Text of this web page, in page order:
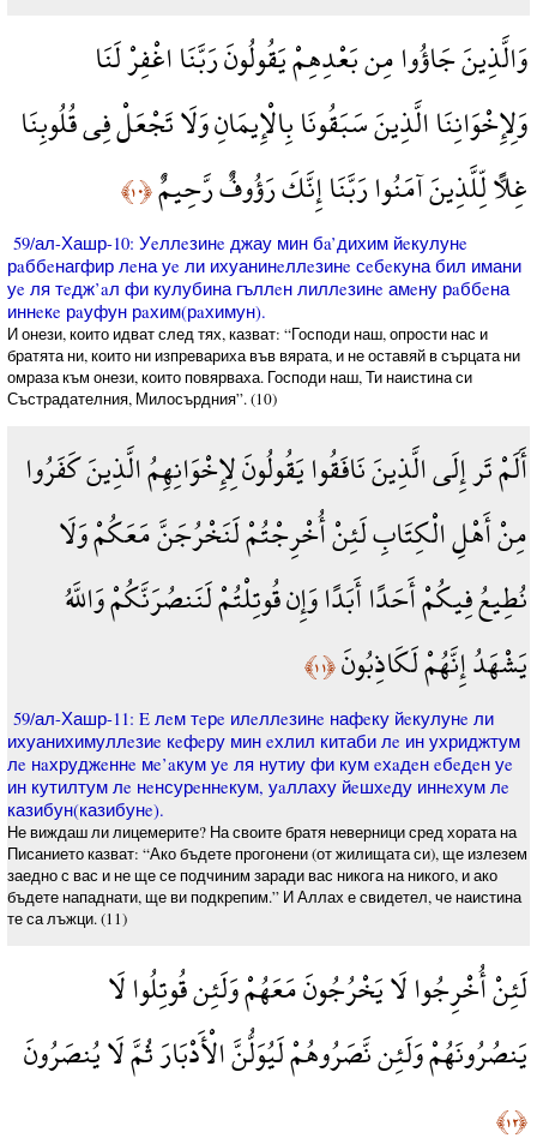
وَالَّذِينَ جَاؤُوا مِن بَعْدِهِمْ يَقُولُونَ رَبَّنَا اغْفِرْ لَنَا
وَلِإِخْوَانِنَا الَّذِينَ سَبَقُونَا بِالْإِيمَانِ وَلَا تَجْعَلْ فِي قُلُوبِنَا
غِلًّا لِّلَّذِينَ آمَنُوا رَبَّنَا إِنَّكَ رَؤُوفٌ رَّحِيمٌ﴿١٠﴾
59/ал-Хашр-10: Уeллeзинe джау мин бa’дихим йeкулунe
рaббeнагфир лeна уe ли ихуанинeллeзинe сeбeкуна бил имани
уe ля тeдж’aл фи кулубина гъллeн лиллeзинe амeну рaббeна
иннeкe рaуфун рaхим(рaхимун).
И онези, които идват след тях, казват: “Господи наш, опрости нас и
братята ни, които ни изпревариха във вярата, и не оставяй в сърцата ни
омраза към онези, които повярваха. Господи наш, Ти наистина си
Състрадателния, Милосърдния”. (10)
أَلَمْ تَر إِلَى الَّذِينَ نَافَقُوا يَقُولُونَ لِإِخْوَانِهِمُ الَّذِينَ كَفَرُوا
مِنْ أَهْلِ الْكِتَابِ لَئِنْ أُخْرِجْتُمْ لَنَخْرُجَنَّ مَعَكُمْ وَلَا
نُطِيعُ فِيكُمْ أَحَدًا أَبَدًا وَإِن قُوتِلْتُمْ لَنَنصُرَنَّكُمْ وَاللَّهُ
يَشْهَدُ إِنَّهُمْ لَكَاذِبُونَ﴿١١﴾
59/ал-Хашр-11: E лeм тeрe илeллeзинe нафeку йeкулунe ли
ихуанихимуллeзиe кeфeру мин eхлил китаби лe ин ухриджтум
лe нaхруджeннe мe’aкум уe ля нутиу фи кум eхaдeн eбeдeн уe
ин кутилтум лe нeнсурeннeкум, уaллаху йeшхeду иннeхум лe
казибун(казибунe).
Не виждаш ли лицемерите? На своите братя неверници сред хората на
Писанието казват: “Ако бъдете прогонени (от жилищата си), ще излезем
заедно с вас и не ще се подчиним заради вас никога на никого, и ако
бъдете нападнати, ще ви подкрепим.” И Аллах е свидетел, че наистина
те са лъжци. (11)
لَئِنْ أُخْرِجُوا لَا يَخْرُجُونَ مَعَهُمْ وَلَئِن قُوتِلُوا لَا
يَنصُرُونَهُمْ وَلَئِن نَّصَرُوهُمْ لَيُوَلُّنَّ الْأَدْبَارَ ثُمَّ لَا يُنصَرُونَ
﴿١٢﴾